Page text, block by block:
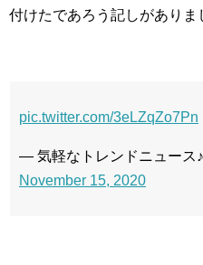
付けたであろう記しがありま
pic.twitter.com/3eLZqZo7Pn
— 気軽なトレンドニュース
November 15, 2020